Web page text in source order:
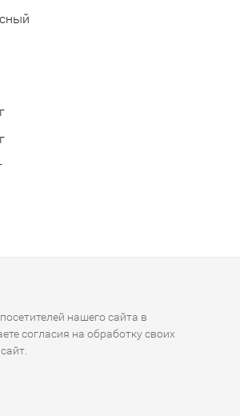
нашего сайта в
согласия на обработку своих